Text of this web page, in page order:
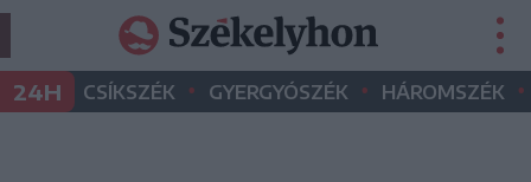
24H CSÍKSZÉK • GYERGYÓSZÉK • HÁROMSZÉK •